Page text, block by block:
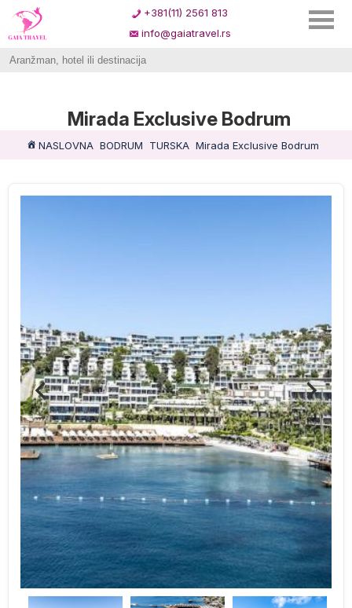
+381(11) 2561 813
info@gaiatravel.rs
Mirada Exclusive Bodrum
NASLOVNA BODRUM TURSKA Mirada Exclusive Bodrum